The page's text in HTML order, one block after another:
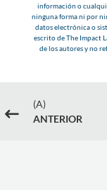
información o
ninguna forma ni por
datos electrónica o
escrito de The Impact
de los autores y no
#
(A)
ANTERIOR